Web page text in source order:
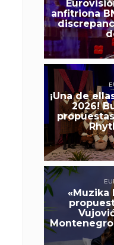
anfitriona
¡Una de
2026!
«Muzika